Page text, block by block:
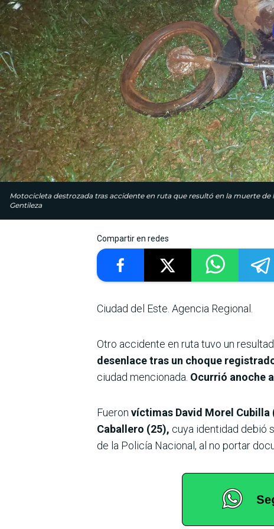
Motocicleta destrozada tras accidente en ruta que resultó en la muerte de
Gentileza
Compartir en redes
Ciudad del Este. Agencia Regional.
Otro accidente en ruta tuvo un
desenlace tras un choque
ciudad mencionada. Ocurrió anoche
Fueron víctimas David Morel
Caballero (25), cuya identidad debió
de la Policía Nacional, al no portar